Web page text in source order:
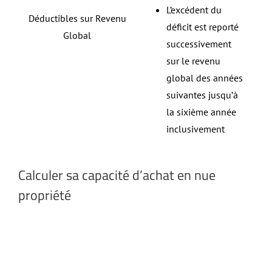
Déductibles sur Revenu
Global
L’excédent du
déficit est reporté
successivement
sur le revenu
global des années
suivantes jusqu’à
la sixième année
inclusivement
Calculer sa capacité d’achat en nue
propriété